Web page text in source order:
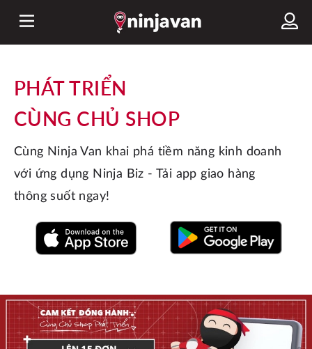
PHÁT TRIỂN
CÙNG CHỦ SHOP
Cùng Ninja Van khai phá tiềm năng kinh doanh
với ứng dụng Ninja Biz - Tải app giao hàng
thông suốt ngay!